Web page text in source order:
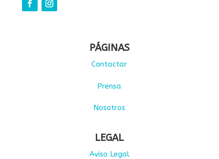
PÁGINAS
Contactar
Prensa
Nosotros
LEGAL
Aviso Legal